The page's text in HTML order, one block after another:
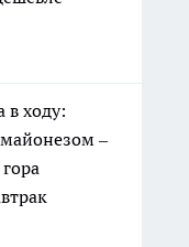
в ходу:
–